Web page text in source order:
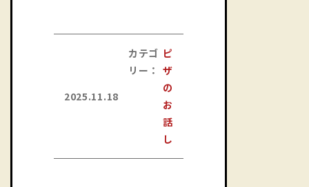
2025.11.18
カテゴ
リー：
ピ
ザ
の
お
話
し